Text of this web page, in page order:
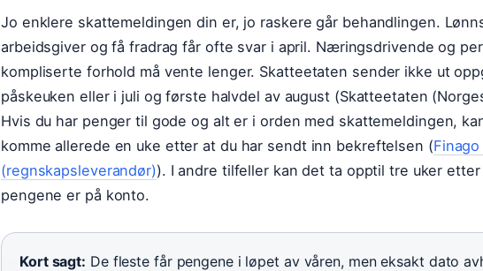
Jo enklere skattemeldingen din er, jo raskere går behandlingen.
arbeidsgiver og få fradrag får ofte svar i april. Næringsdrivende og
kompliserte forhold må vente lenger. Skatteetaten sender ikke ut
påskeuken eller i juli og første halvdel av august (Skatteetaten
Hvis du har penger til gode og alt er i orden med skattemeldingen,
komme allerede en uke etter at du har sendt inn bekreftelsen (
(regnskapsleverandør)). I andre tilfeller kan det ta opptil tre uker
pengene er på konto.
Kort sagt: De fleste får pengene i løpet av våren, men eksakt dato